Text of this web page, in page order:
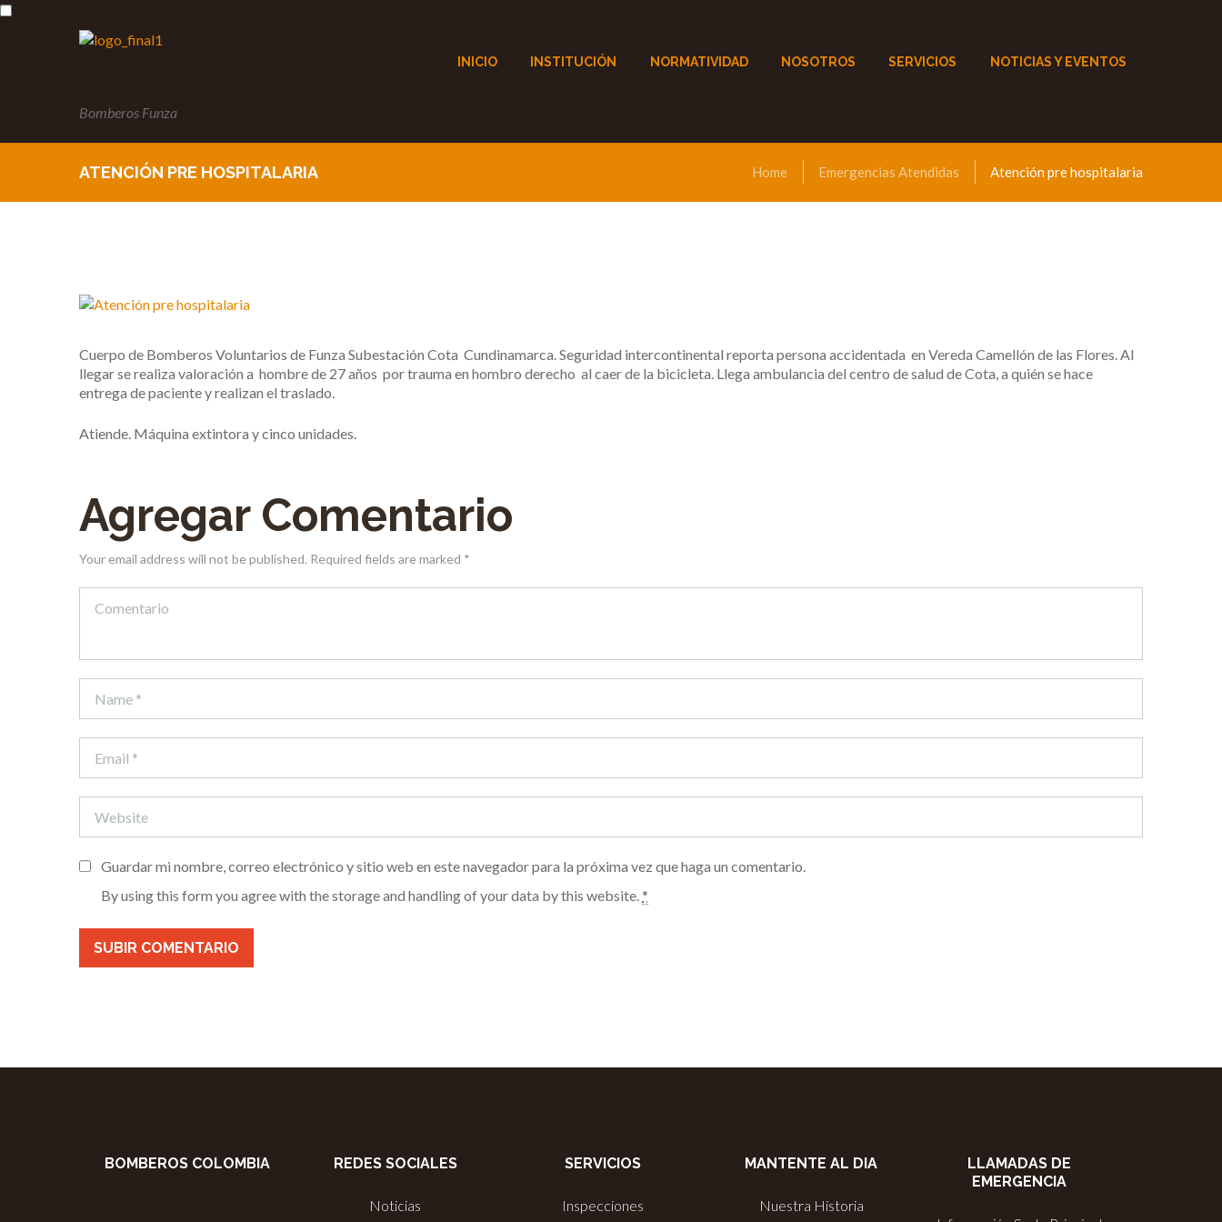
Bomberos Funza
INICIO INSTITUCIÓN NORMATIVIDAD NOSOTROS SERVICIOS NOTICIAS Y EVENTOS
ATENCIÓN PRE HOSPITALARIA Home Emergencias Atendidas Atención pre hospitalaria
Cuerpo de Bomberos Voluntarios de Funza Subestación Cota Cundinamarca. Seguridad intercontinental reporta persona accidentada en Vereda Camellón de las Flores. Al
llegar se realiza valoración a hombre de 27 años por trauma en hombro derecho al caer de la bicicleta. Llega ambulancia del centro de salud de Cota, a quién se hace
entrega de paciente y realizan el traslado.
Atiende. Máquina extintora y cinco unidades.
Agregar Comentario
Your email address will not be published. Required fields are marked *
Guardar mi nombre, correo electrónico y sitio web en este navegador para la próxima vez que haga un comentario.
By using this form you agree with the storage and handling of your data by this website.*
BOMBEROS COLOMBIA REDES SOCIALES
Noticias
SERVICIOS
Inspecciones
MANTENTE AL DIA
Nuestra Historia
LLAMADAS DE
EMERGENCIA